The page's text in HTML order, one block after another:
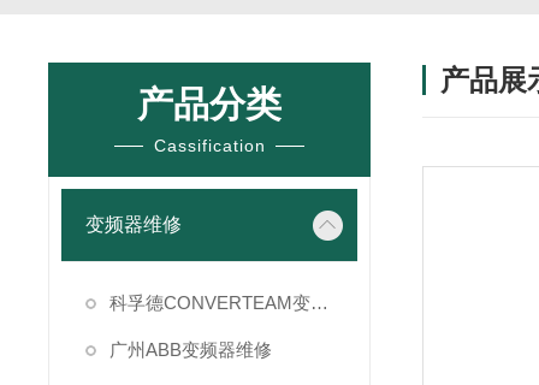
产品分类
Cassification
变频器维修
科孚德CONVERTEAM变频器维修
广州ABB变频器维修
产品展